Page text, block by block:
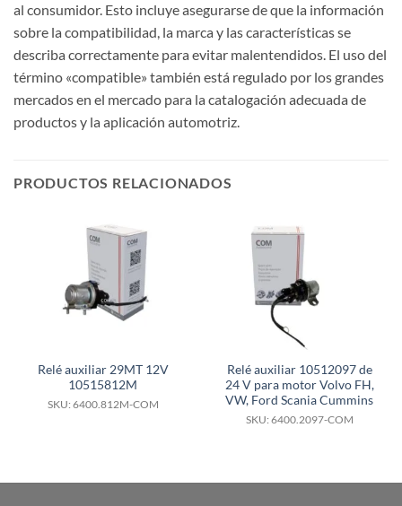
al consumidor. Esto incluye asegurarse de que la información
sobre la compatibilidad, la marca y las características se
describa correctamente para evitar malentendidos. El uso del
término «compatible» también está regulado por los grandes
mercados en el mercado para la catalogación adecuada de
productos y la aplicación automotriz.
PRODUCTOS RELACIONADOS
Relé auxiliar 29MT 12V
10515812M
SKU: 6400.812M-COM
Relé auxiliar 10512097 de
24 V para motor Volvo FH,
VW, Ford Scania Cummins
SKU: 6400.2097-COM